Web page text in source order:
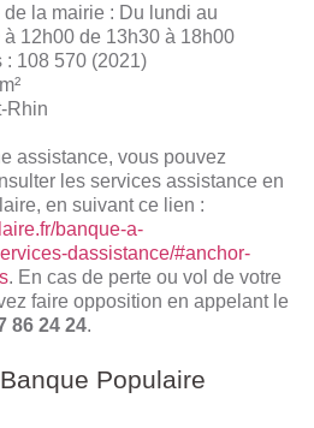
de la mairie : Du lundi au
12h00 de 13h30 à 18h00
: 108 570 (2021)
Rhin
assistance, vous pouvez
les services assistance en
en suivant ce lien :
banque-a-
dassistance/#anchor-
. En cas de perte ou vol de votre
faire opposition en appelant le
86 24 24.
Populaire